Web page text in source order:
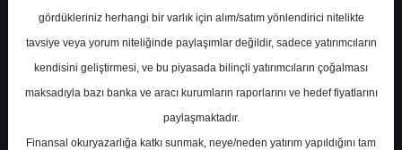
En Yüksek Tahmin
Ortalama Fiyat Tahmini
Ortalama Getiri Potansiyeli
gördükleriniz herhangi bir varlık için alım/satım yönlendirici nitelikte
tavsiye veya yorum niteliğinde paylaşımlar değildir, sadece yatırımcıların
kendisini geliştirmesi, ve bu piyasada bilinçli yatırımcıların çoğalması
maksadıyla bazı banka ve aracı kurumların raporlarını ve hedef fiyatlarını
paylaşmaktadır.
Finansal okuryazarlığa katkı sunmak, neye/neden yatırım yapıldığını tam